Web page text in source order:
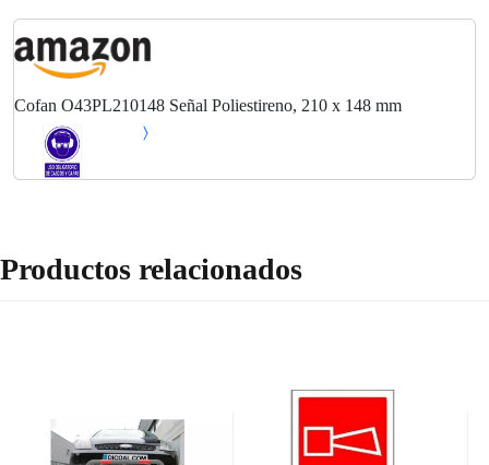
Cofan O43PL210148 Señal Poliestireno, 210 x 148 mm
Productos relacionados